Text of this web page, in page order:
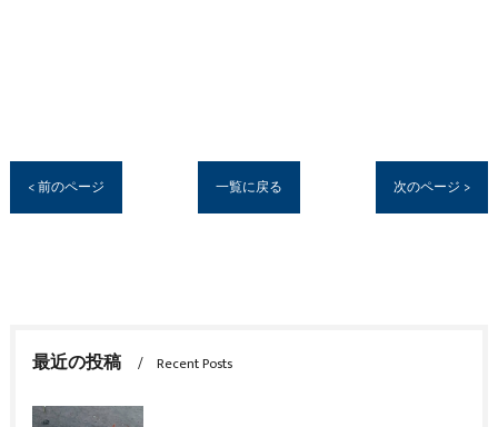
< 前のページ 一覧に戻る 次のページ >
最近の投稿 Recent Posts